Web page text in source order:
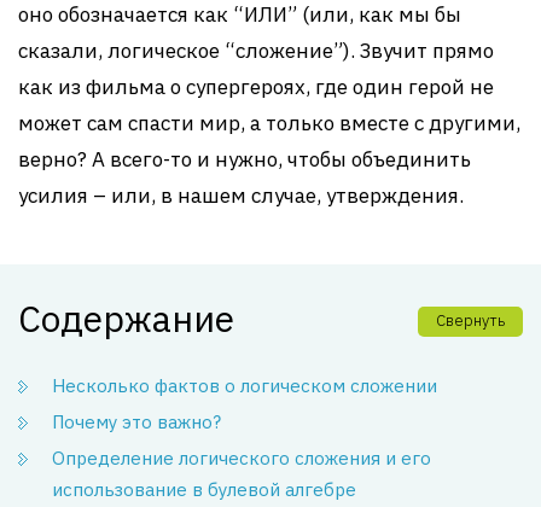
оно обозначается как “ИЛИ” (или, как мы бы
сказали, логическое “сложение”). Звучит прямо
как из фильма о супергероях, где один герой не
может сам спасти мир, а только вместе с другими,
верно? А всего-то и нужно, чтобы объединить
усилия – или, в нашем случае, утверждения.
Содержание Свернуть
Несколько фактов о логическом сложении
Почему это важно?
Определение логического сложения и его
использование в булевой алгебре